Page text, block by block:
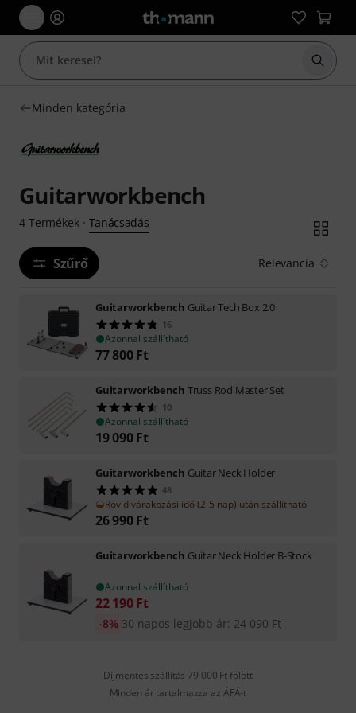
Minden kategória
Guitarworkbench
4 Termékek· Tanácsadás
Szűrő Relevancia
Guitarworkbench Guitar Tech Box 2.0
16
Azonnal szállítható
77 800 Ft
Guitarworkbench Truss Rod Master Set
10
Azonnal szállítható
19 090 Ft
Guitarworkbench Guitar Neck Holder
48
Rövid várakozási idő (2-5 nap) után szállítható
26 990 Ft
Guitarworkbench Guitar Neck Holder B-Stock
Azonnal szállítható
22 190 Ft
30 napos legjobb ár: 24 090 Ft
-8%
Díjmentes szállítás 79 000 Ft fölött
Minden ár tartalmazza az ÁFÁ-t